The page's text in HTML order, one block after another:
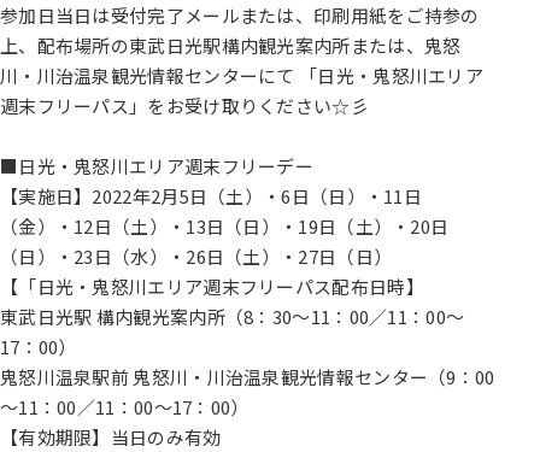
参加日当日は受付完了メールまたは、印刷用紙をご持参の
上、配布場所の東武日光駅構内観光案内所または、鬼怒
川・川治温泉観光情報センターにて 「日光・鬼怒川エリア
週末フリーパス」をお受け取りください☆彡
■日光・鬼怒川エリア週末フリーデー
【実施日】2022年2月5日（土）・6日（日）・11日
（金）・12日（土）・13日（日）・19日（土）・20日
（日）・23日（水）・26日（土）・27日（日）
【「日光・鬼怒川エリア週末フリーパス配布日時】
東武日光駅 構内観光案内所（8：30～11：00／11：00～
17：00）
鬼怒川温泉駅前 鬼怒川・川治温泉観光情報センター（9：00
～11：00／11：00～17：00）
【有効期限】当日のみ有効